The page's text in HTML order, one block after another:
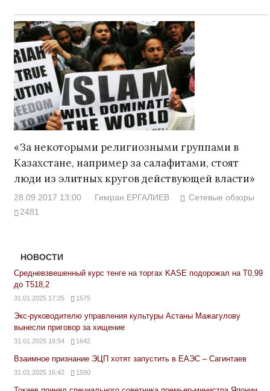
«За некоторыми религиозными группами в
Казахстане, например за салафитами, стоят
люди из элитных кругов действующей власти»
28.09.2017 13:00 Гимран ЕРГАЛИЕВ
Сетевые обзоры
2481
НОВОСТИ
Средневзвешенный курс тенге на торгах KASE подорожал на Т0,99
до Т518,2
31.01.2025 17:25 1575
Экс-руководителю управления культуры Астаны Мажагулову
вынесли приговор за хищение
31.01.2025 16:54 1642
Взаимное признание ЭЦП хотят запустить в ЕАЭС – Сагинтаев
31.01.2025 16:42 1590